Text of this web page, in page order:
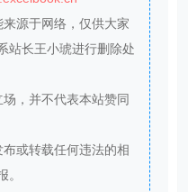
源于网络，仅供大家
站长王小琥进行删除处
，并不代表本站赞同
或转载任何违法的相
。